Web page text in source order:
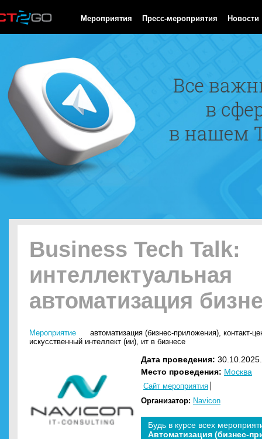
Мероприятия Пресс-мероприятия Новости
Business Tech Talk:
интеллектуальная
автоматизация
Мероприятие автоматизация (бизнес-приложения), контакт-
искусственный интеллект (ии), ит в бизнесе
Дата проведения:
Место проведения: Москва
Сайт мероприятия
Организатор: Navicon
Будь в курсе всех
Автоматизация (бизнес-